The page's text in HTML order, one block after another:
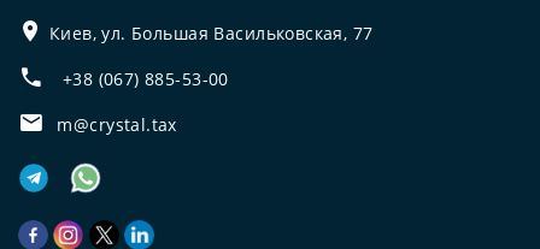
Киев, ул. Большая Васильковская, 77
+38 (067) 885-53-00
m@crystal.tax